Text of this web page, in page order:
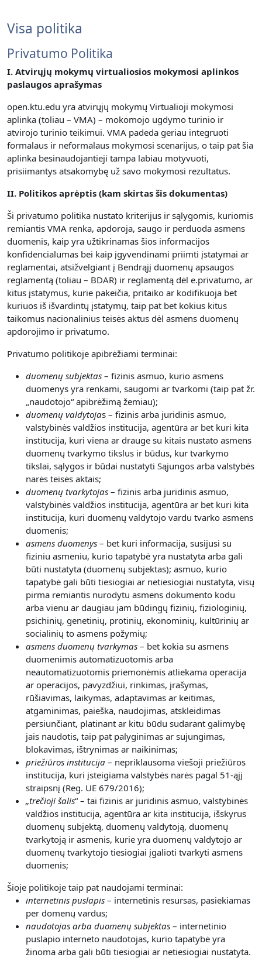
Visa politika
Privatumo Politika
I. Atvirųjų mokymų virtualiosios mokymosi aplinkos
paslaugos aprašymas
open.ktu.edu yra atvirųjų mokymų Virtualioji mokymosi
aplinka (toliau – VMA) – mokomojo ugdymo turinio ir
atvirojo turinio teikimui. VMA padeda geriau integruoti
formalaus ir neformalaus mokymosi scenarijus, o taip pat šia
aplinka besinaudojantieji tampa labiau motyvuoti,
prisiimantys atsakomybę už savo mokymosi rezultatus.
II. Politikos aprėptis (kam skirtas šis dokumentas)
Ši privatumo politika nustato kriterijus ir sąlygomis, kuriomis
remiantis VMA renka, apdoroja, saugo ir perduoda asmens
duomenis, kaip yra užtikrinamas šios informacijos
konfidencialumas bei kaip įgyvendinami priimti įstatymai ar
reglamentai, atsižvelgiant į Bendrąjį duomenų apsaugos
reglamentą (toliau – BDAR) ir reglamentą dėl e.privatumo, ar
kitus įstatymus, kurie pakeičia, pritaiko ar kodifikuoja bet
kuriuos iš išvardintų įstatymų, taip pat bet kokius kitus
taikomus nacionalinius teisės aktus dėl asmens duomenų
apdorojimo ir privatumo.
Privatumo politikoje apibrėžiami terminai:
duomenų subjektas – fizinis asmuo, kurio asmens
duomenys yra renkami, saugomi ar tvarkomi (taip pat žr.
„naudotojo“ apibrėžimą žemiau);
duomenų valdytojas – fizinis arba juridinis asmuo,
valstybinės valdžios institucija, agentūra ar bet kuri kita
institucija, kuri viena ar drauge su kitais nustato asmens
duomenų tvarkymo tikslus ir būdus, kur tvarkymo
tikslai, sąlygos ir būdai nustatyti Sąjungos arba valstybės
narės teisės aktais;
duomenų tvarkytojas – fizinis arba juridinis asmuo,
valstybinės valdžios institucija, agentūra ar bet kuri kita
institucija, kuri duomenų valdytojo vardu tvarko asmens
duomenis;
asmens duomenys – bet kuri informacija, susijusi su
fiziniu asmeniu, kurio tapatybė yra nustatyta arba gali
būti nustatyta (duomenų subjektas); asmuo, kurio
tapatybė gali būti tiesiogiai ar netiesiogiai nustatyta, visų
pirma remiantis nurodytu asmens dokumento kodu
arba vienu ar daugiau jam būdingų fizinių, fiziologinių,
psichinių, genetinių, protinių, ekonominių, kultūrinių ar
socialinių to asmens požymių;
asmens duomenų tvarkymas – bet kokia su asmens
duomenimis automatizuotomis arba
neautomatizuotomis priemonėmis atliekama operacija
ar operacijos, pavyzdžiui, rinkimas, įrašymas,
rūšiavimas, laikymas, adaptavimas ar keitimas,
atgaminimas, paieška, naudojimas, atskleidimas
persiunčiant, platinant ar kitu būdu sudarant galimybę
jais naudotis, taip pat palyginimas ar sujungimas,
blokavimas, ištrynimas ar naikinimas;
priežiūros institucija – nepriklausoma viešoji priežiūros
institucija, kuri įsteigiama valstybės narės pagal 51-ąjį
straipsnį (Reg. UE 679/2016);
„trečioji šalis“ – tai fizinis ar juridinis asmuo, valstybinės
valdžios institucija, agentūra ar kita institucija, išskyrus
duomenų subjektą, duomenų valdytoją, duomenų
tvarkytoją ir asmenis, kurie yra duomenų valdytojo ar
duomenų tvarkytojo tiesiogiai įgalioti tvarkyti asmens
duomenis;
Šioje politikoje taip pat naudojami terminai:
internetinis puslapis – internetinis resursas, pasiekiamas
per domenų vardus;
naudotojas arba duomenų subjektas – internetinio
puslapio interneto naudotojas, kurio tapatybė yra
žinoma arba gali būti tiesiogiai ar netiesiogiai nustatyta.